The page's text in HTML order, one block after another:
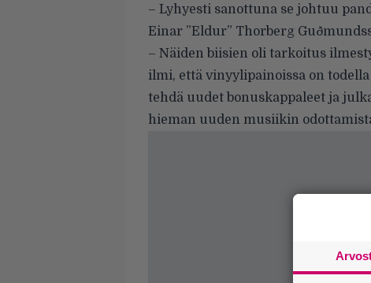
– Lyhyesti sanottuna se johtuu
Einar ”Eldur” Thorberg
– Näiden biisien oli tarkoitus
ilmi, että vinyylipainoissa on
tehdä uudet bonuskappaleet ja
hieman uuden musiikin